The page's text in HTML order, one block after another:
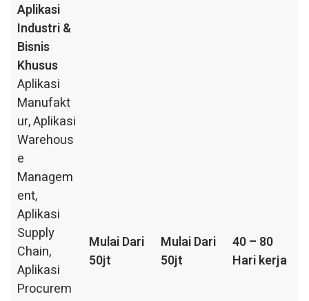
Aplikasi
Industri &
Bisnis
Khusus
Aplikasi
Manufakt
ur, Aplikasi
Warehous
e
Managem
ent,
Aplikasi
Supply
Chain,
Aplikasi
Procurem
Mulai Dari
50jt
Mulai Dari
50jt
40 – 80
Hari kerja